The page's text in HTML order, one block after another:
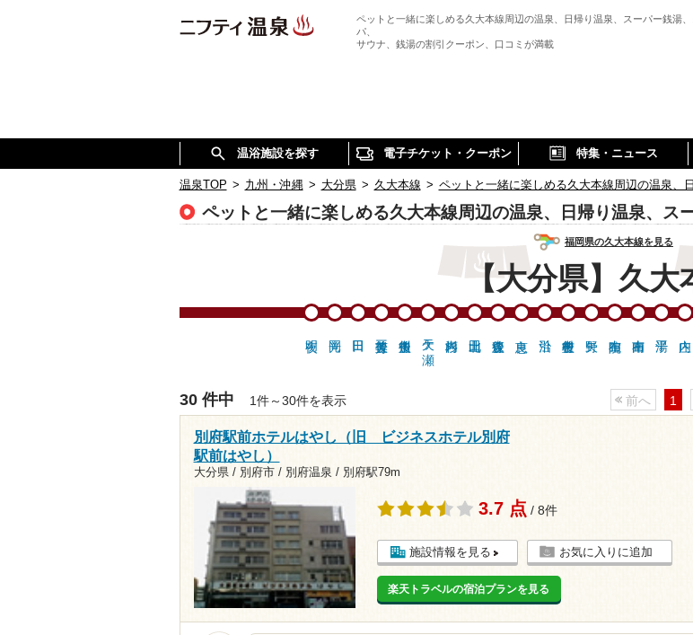
ペットと一緒に楽しめる久大本線周辺の温泉、日帰り温泉、スーパー銭湯、
パ、
サウナ、銭湯の割引クーポン、口コミが満載
温浴施設を探す 電子チケット・クーポン 特集・ニュース
温泉TOP > 九州・沖縄 > 大分県 > 久大本線 > ペットと一緒に楽しめる久大本線周辺の温泉、
ペットと一緒に楽しめる久大本線周辺の温泉、日帰り温泉、ス
福岡県の久大本線を見る
【大分県】久大
天ケ瀬
30 件中 1件～30件を表示 前へ 1
別府駅前ホテルはやし（旧 ビジネスホテル別府
駅前はやし）
大分県 / 別府市 / 別府温泉 / 別府駅79m
3.7 点 / 8件
施設情報を見る お気に入りに追加
楽天トラベルの宿泊プランを見る